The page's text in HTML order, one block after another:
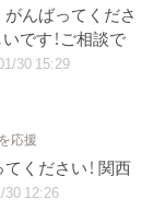
んばってくださ
です！ご相談で
30 15:29
応援
ください！ 関西
30 12:26